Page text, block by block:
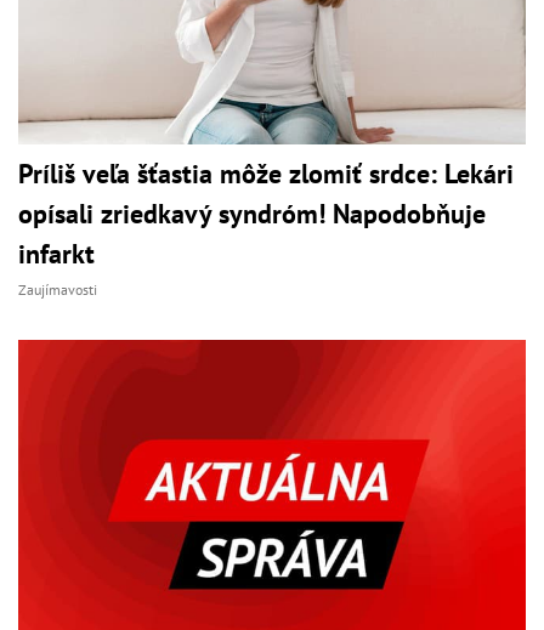
Príliš veľa šťastia môže zlomiť srdce: Lekári
opísali zriedkavý syndróm! Napodobňuje
infarkt
Zaujímavosti